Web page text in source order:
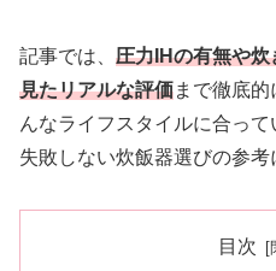
記事では、 圧力IHの有無や
見たリアルな評価まで徹底
んなライフスタイルに合って
失敗しない炊飯器選びの参考
目次